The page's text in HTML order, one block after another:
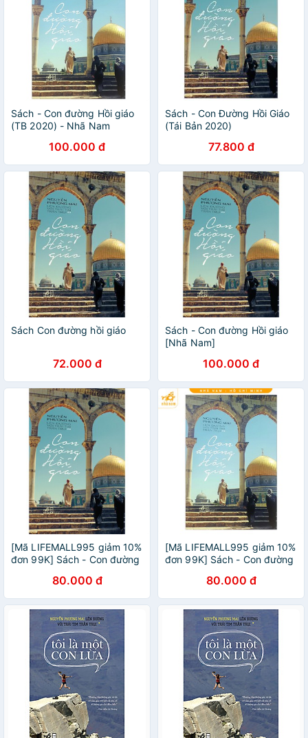
Sách - Con đường Hồi giáo
(TB 2020) - Nhã Nam
100.000 đ
Sách - Con Đường Hồi Giáo
(Tái Bản 2020)
77.800 đ
Sách Con đường hồi giáo
72.000 đ
Sách - Con đường Hồi giáo
[Nhã Nam]
100.000 đ
[Mã LIFEMALL995 giảm 10%
đơn 99K] Sách - Con đường
80.000 đ
[Mã LIFEMALL995 giảm 10%
đơn 99K] Sách - Con đường
Nam HCM80.000 đ